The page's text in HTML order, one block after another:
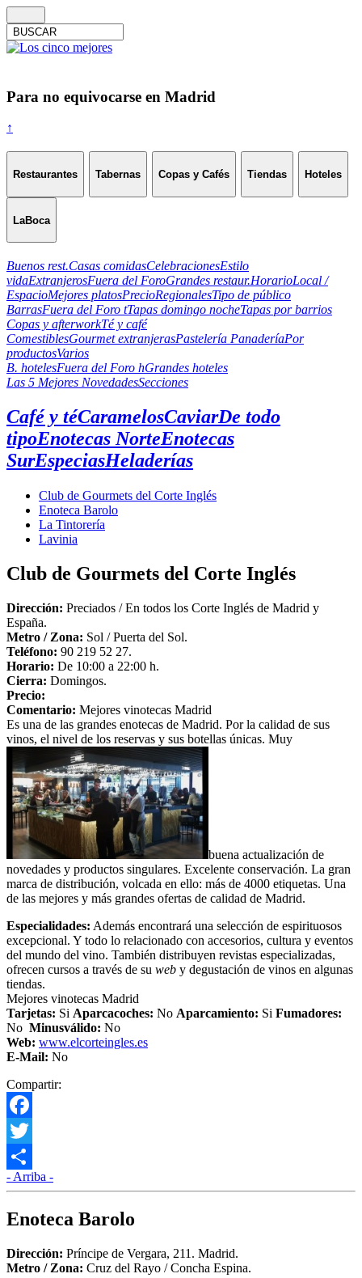
Para no equivocarse en Madrid
↑
Restaurantes Tabernas Copas y Cafés Tiendas Hoteles
LaBoca
Buenos rest.Casas comidasCelebracionesEstilo
vidaExtranjerosFuera del ForoGrandes restaur.HorarioLocal /
EspacioMejores platosPrecioRegionalesTipo de público
BarrasFuera del Foro tTapas domingo nocheTapas por barrios
Copas y afterworkTé y café
ComestiblesGourmet extranjerasPastelería PanaderíaPor
productosVarios
B. hotelesFuera del Foro hGrandes hoteles
Las 5 Mejores NovedadesSecciones
Café y téCaramelosCaviarDe todo
tipoEnotecas NorteEnotecas
SurEspeciasHeladerías
Club de Gourmets del Corte Inglés
Enoteca Barolo
La Tintorería
Lavinia
Club de Gourmets del Corte Inglés
Dirección: Preciados / En todos los Corte Inglés de Madrid y
España.
Metro / Zona: Sol / Puerta del Sol.
Teléfono: 90 219 52 27.
Horario: De 10:00 a 22:00 h.
Cierra: Domingos.
Precio:
Comentario: Mejores vinotecas Madrid
Es una de las grandes enotecas de Madrid. Por la calidad de sus
vinos, el nivel de los reservas y sus botellas únicas. Muy
buena actualización de
novedades y productos singulares. Excelente conservación. La gran
marca de distribución, volcada en ello: más de 4000 etiquetas. Una
de las mejores y más grandes ofertas de calidad de Madrid.
Especialidades: Además encontrará una selección de espirituosos
excepcional. Y todo lo relacionado con accesorios, cultura y eventos
del mundo del vino. También distribuyen revistas especializadas,
ofrecen cursos a través de su web y degustación de vinos en algunas
tiendas.
Mejores vinotecas Madrid
Tarjetas: Si Aparcacoches: No Aparcamiento: Si Fumadores:
No Minusválido: No
Web: www.elcorteingles.es
E-Mail: No
Compartir:
Facebook
Twitter
Compartir
- Arriba -
Enoteca Barolo
Dirección: Príncipe de Vergara, 211. Madrid.
Metro / Zona: Cruz del Rayo / Concha Espina.